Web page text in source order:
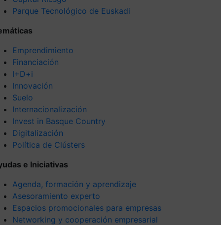
Parque Tecnológico de Euskadi
Emprendimiento
Financiación
I+D+i
Innovación
Suelo
Internacionalización
Invest in Basque Country
Digitalización
Política de Clústers
e Iniciativas
Agenda, formación y aprendizaje
Asesoramiento experto
Espacios promocionales para empresas
Networking y cooperación empresarial